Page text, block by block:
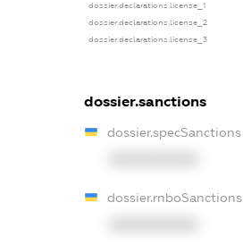
dossier.declarations.license_1
dossier.declarations.license_2
dossier.declarations.license_3
dossier.sanctions
dossier.specSanctions
dossier.rnboSanctions